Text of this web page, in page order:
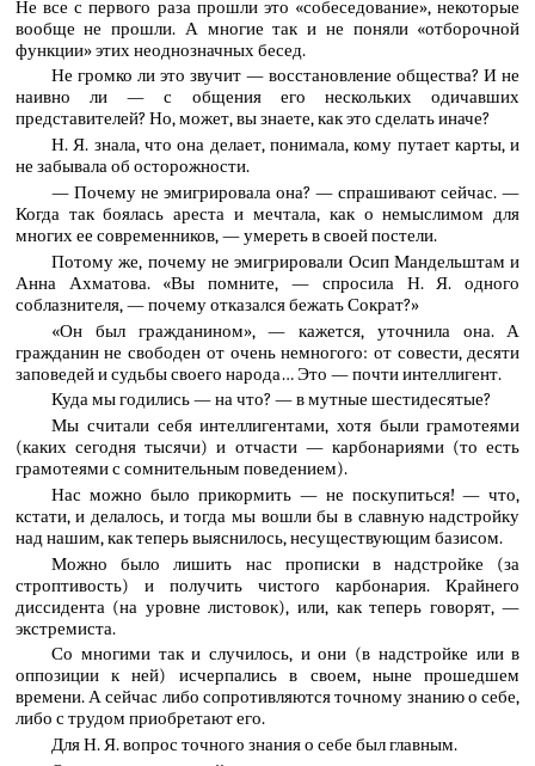
Не все с первого раза прошли это «собеседование», некоторые
вообще не прошли. А многие так и не поняли «отборочной
функции» этих неоднозначных бесед.
Не громко ли это звучит — восстановление общества? И не
наивно ли — с общения его нескольких одичавших
представителей? Но, может, вы знаете, как это сделать иначе?
Н. Я. знала, что она делает, понимала, кому путает карты, и
не забывала об осторожности.
— Почему не эмигрировала она? — спрашивают сейчас. —
Когда так боялась ареста и мечтала, как о немыслимом для
многих ее современников, — умереть в своей постели.
Потому же, почему не эмигрировали Осип Мандельштам и
Анна Ахматова. «Вы помните, — спросила Н. Я. одного
соблазнителя, — почему отказался бежать Сократ?»
«Он был гражданином», — кажется, уточнила она. А
гражданин не свободен от очень немногого: от совести, десяти
заповедей и судьбы своего народа… Это — почти интеллигент.
Куда мы годились — на что? — в мутные шестидесятые?
Мы считали себя интеллигентами, хотя были грамотеями
(каких сегодня тысячи) и отчасти — карбонариями (то есть
грамотеями с сомнительным поведением).
Нас можно было прикормить — не поскупиться! — что,
кстати, и делалось, и тогда мы вошли бы в славную надстройку
над нашим, как теперь выяснилось, несуществующим базисом.
Можно было лишить нас прописки в надстройке (за
строптивость) и получить чистого карбонария. Крайнего
диссидента (на уровне листовок), или, как теперь говорят, —
экстремиста.
Со многими так и случилось, и они (в надстройке или в
оппозиции к ней) исчерпались в своем, ныне прошедшем
времени. А сейчас либо сопротивляются точному знанию о себе,
либо с трудом приобретают его.
Для Н. Я. вопрос точного знания о себе был главным.